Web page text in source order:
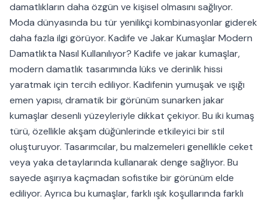
damatlıkların daha özgün ve kişisel olmasını sağlıyor.
Moda dünyasında bu tür yenilikçi kombinasyonlar giderek
daha fazla ilgi görüyor. Kadife ve Jakar Kumaşlar Modern
Damatlıkta Nasıl Kullanılıyor? Kadife ve jakar kumaşlar,
modern damatlık tasarımında lüks ve derinlik hissi
yaratmak için tercih ediliyor. Kadifenin yumuşak ve ışığı
emen yapısı, dramatik bir görünüm sunarken jakar
kumaşlar desenli yüzeyleriyle dikkat çekiyor. Bu iki kumaş
türü, özellikle akşam düğünlerinde etkileyici bir stil
oluşturuyor. Tasarımcılar, bu malzemeleri genellikle ceket
veya yaka detaylarında kullanarak denge sağlıyor. Bu
sayede aşırıya kaçmadan sofistike bir görünüm elde
ediliyor. Ayrıca bu kumaşlar, farklı ışık koşullarında farklı